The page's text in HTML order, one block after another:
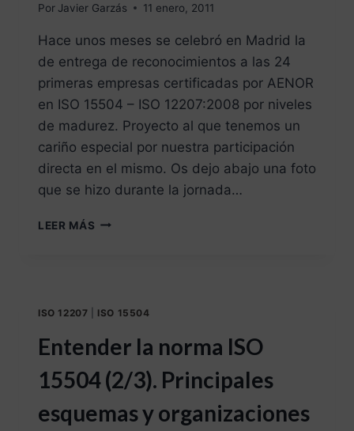
Por Javier Garzás 11 enero, 2011
Hace unos meses se celebró en Madrid la
de entrega de reconocimientos a las 24
primeras empresas certificadas por AENOR
en ISO 15504 – ISO 12207:2008 por niveles
de madurez. Proyecto al que tenemos un
cariño especial por nuestra participación
directa en el mismo. Os dejo abajo una foto
que se hizo durante la jornada…
LEER MÁS
ISO 12207 ISO 15504
Entender la norma ISO
15504 (2/3). Principales
esquemas y organizaciones